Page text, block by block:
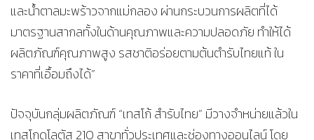
และน้ำตาลมะพร้าวจากแม่กลอง ผ่านกระบวนการผลิตที่ได้
มาตรฐานสากลทั้งในด้านคุณภาพและความปลอดภัย ทำให้ได้
ผลิตภัณฑ์คุณภาพสูง รสชาติอร่อยตามต้นตำรับไทยแท้ ใน
ราคาที่เอื้อมถึงได้”
​ปัจจุบันกลุ่มผลิตภัณฑ์ “เทสโก้ สำรับไทย” มีวางจำหน่ายแล้วใน
เทสโกดโลตัส 210 สาขาทั่วประเทศและช่องทางออนไลน์ โดย